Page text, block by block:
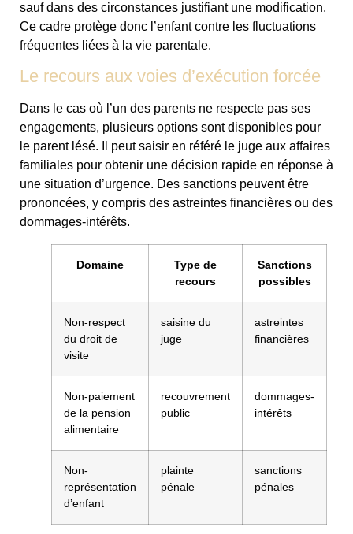
sauf dans des circonstances justifiant une modification.
Ce cadre protège donc l’enfant contre les fluctuations
fréquentes liées à la vie parentale.
Le recours aux voies d’exécution forcée
Dans le cas où l’un des parents ne respecte pas ses
engagements, plusieurs options sont disponibles pour
le parent lésé. Il peut saisir en référé le juge aux affaires
familiales pour obtenir une décision rapide en réponse à
une situation d’urgence. Des sanctions peuvent être
prononcées, y compris des astreintes financières ou des
dommages-intérêts.
Domaine
Type de
recours
Sanctions
possibles
Non-respect
du droit de
visite
saisine du
juge
astreintes
financières
Non-paiement
de la pension
alimentaire
recouvrement
public
dommages-
intérêts
Non-
représentation
d’enfant
plainte
pénale
sanctions
pénales